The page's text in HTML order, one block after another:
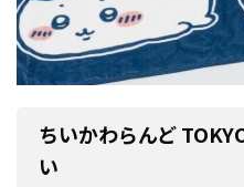
ちいかわらんど
い